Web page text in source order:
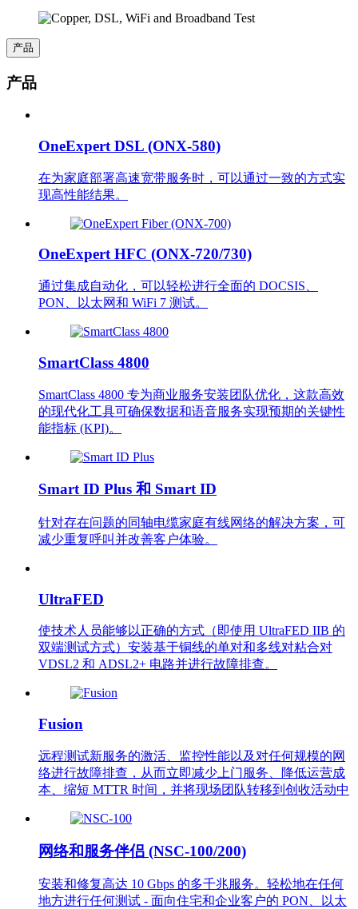
产品
产品
OneExpert DSL (ONX-580)
在为家庭部署高速宽带服务时，可以通过一致的方式实
现高性能结果。
OneExpert HFC (ONX-720/730)
通过集成自动化，可以轻松进行全面的 DOCSIS、
PON、以太网和 WiFi 7 测试。
SmartClass 4800
SmartClass 4800 专为商业服务安装团队优化，这款高效
的现代化工具可确保数据和语音服务实现预期的关键性
能指标 (KPI)。
Smart ID Plus 和 Smart ID
针对存在问题的同轴电缆家庭有线网络的解决方案，可
减少重复呼叫并改善客户体验。
UltraFED
使技术人员能够以正确的方式（即使用 UltraFED IIB 的
双端测试方式）安装基于铜线的单对和多线对粘合对
VDSL2 和 ADSL2+ 电路并进行故障排查。
Fusion
远程测试新服务的激活、监控性能以及对任何规模的网
络进行故障排查，从而立即减少上门服务、降低运营成
本、缩短 MTTR 时间，并将现场团队转移到创收活动中
网络和服务伴侣 (NSC-100/200)
安装和修复高达 10 Gbps 的多千兆服务。轻松地在任何
地方进行任何测试 - 面向住宅和企业客户的 PON、以太